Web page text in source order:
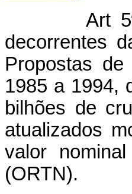
Art
decorrentes
Propostas
1985 a 1994,
bilhões de
atualizados
valor
(ORTN).